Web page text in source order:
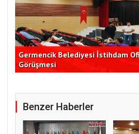
Germencik Belediyesi İstihdam
Görüşmesi
Benzer Haberler